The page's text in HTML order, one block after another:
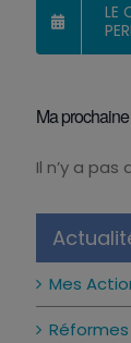
LE
Ma
Notice
Il n’y a pas
Mes